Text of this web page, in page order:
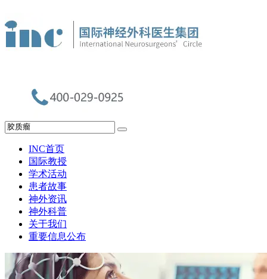
INC首页
国际教授
学术活动
患者故事
神外资讯
神外科普
关于我们
重要信息公布